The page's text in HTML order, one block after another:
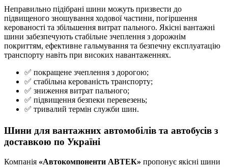
Неправильно підібрані шини можуть призвести до
підвищеного зношування ходової частини, погіршення
керованості та збільшення витрат пального. Якісні вантажні
шини забезпечують стабільне зчеплення з дорожнім
покриттям, ефективне гальмування та безпечну експлуатацію
транспорту навіть при високих навантаженнях.
✅ покращене зчеплення з дорогою;
✅ стабільна керованість транспорту;
✅ зниження витрат пального;
✅ підвищення безпеки перевезень;
✅ тривалий термін служби шин.
Шини для вантажних автомобілів та автобусів з
доставкою по Україні
Компанія «Автокомпоненти АВТЕК» пропонує якісні шини